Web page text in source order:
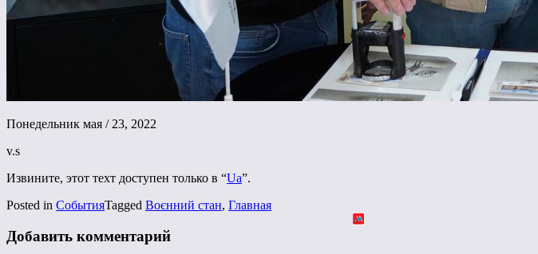
Понедельник мая / 23, 2022
v.s
Извините, этот техт доступен только в “Ua”.
Posted in СобытияTagged Воєнний стан, Главная
Добавить комментарий